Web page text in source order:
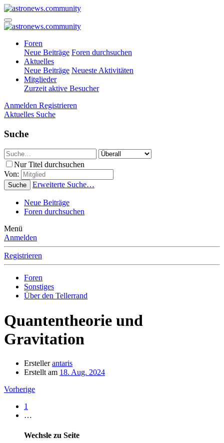
Foren
Neue Beiträge Foren durchsuchen
Aktuelles
Neue Beiträge Neueste Aktivitäten
Mitglieder
Zurzeit aktive Besucher
Anmelden Registrieren
Aktuelles Suche
Suche
Nur Titel durchsuchen
Von:
Suche Erweiterte Suche…
Neue Beiträge
Foren durchsuchen
Menü
Anmelden
Registrieren
Foren
Sonstiges
Über den Tellerrand
Quantentheorie und
Gravitation
Ersteller antaris
Erstellt am 18. Aug. 2024
Vorherige
1
…
Wechsle zu Seite